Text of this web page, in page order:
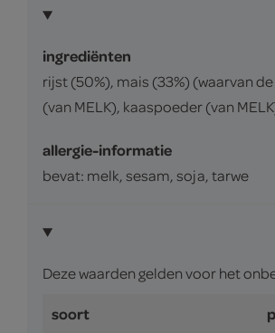
ingrediënten
rijst (50%), mais (33%) (waarvan
(van MELK), kaaspoeder (van
allergie-informatie
bevat: melk, sesam, soja, tarwe
Deze waarden gelden voor het
soort